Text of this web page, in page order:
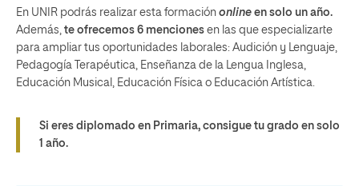
En UNIR podrás realizar esta formación online en solo un año.
Además, te ofrecemos 6 menciones en las que especializarte
para ampliar tus oportunidades laborales: Audición y Lenguaje,
Pedagogía Terapéutica, Enseñanza de la Lengua Inglesa,
Educación Musical, Educación Física o Educación Artística.
Si eres diplomado en Primaria, consigue tu grado en solo
1 año.